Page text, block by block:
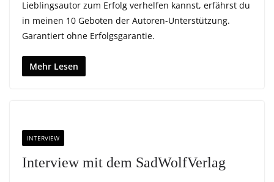
Lieblingsautor zum Erfolg verhelfen kannst, erfährst du
in meinen 10 Geboten der Autoren-Unterstützung.
Garantiert ohne Erfolgsgarantie.
Mehr Lesen
INTERVIEW
Interview mit dem SadWolfVerlag